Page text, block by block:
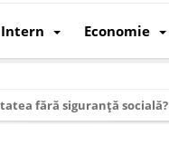
Intern Economie
fără siguranță socială?